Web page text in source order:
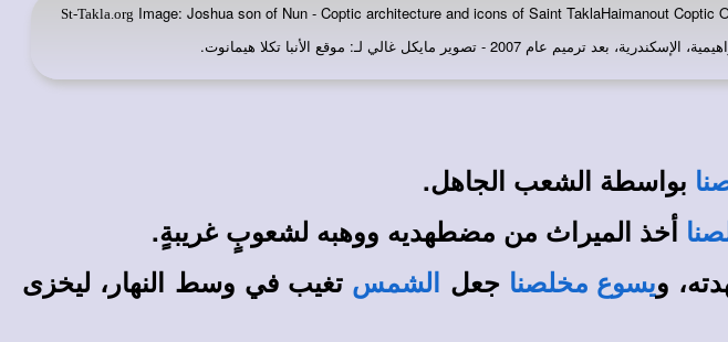
St-Takla.org Image: Joshua son of Nun - Coptic architecture and icons of Saint TaklaHaimanout
- تصوير مايكل غالي لـ: موقع الأنبا تكلا هيمانوت.
بواسطة الشعب الجاهل.
أخذ الميراث من مضطهديه ووهبه لشعوبٍ غريبةٍ.
ويسوع مخلصنا جعل الشمس تغيب في وسط النهار، ليخزى